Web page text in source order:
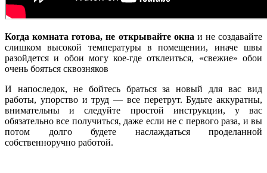
Когда комната готова, не открывайте окна и не создавайте
слишком высокой температуры в помещении, иначе швы
разойдется и обои могу кое-где отклеиться, «свежие» обои
очень бояться сквозняков
И напоследок, не бойтесь браться за новый для вас вид
работы, упорство и труд — все перетрут. Будьте аккуратны,
внимательны и следуйте простой инструкции, у вас
обязательно все получиться, даже если не с первого раза, и вы
потом долго будете наслаждаться проделанной
собственноручно работой.